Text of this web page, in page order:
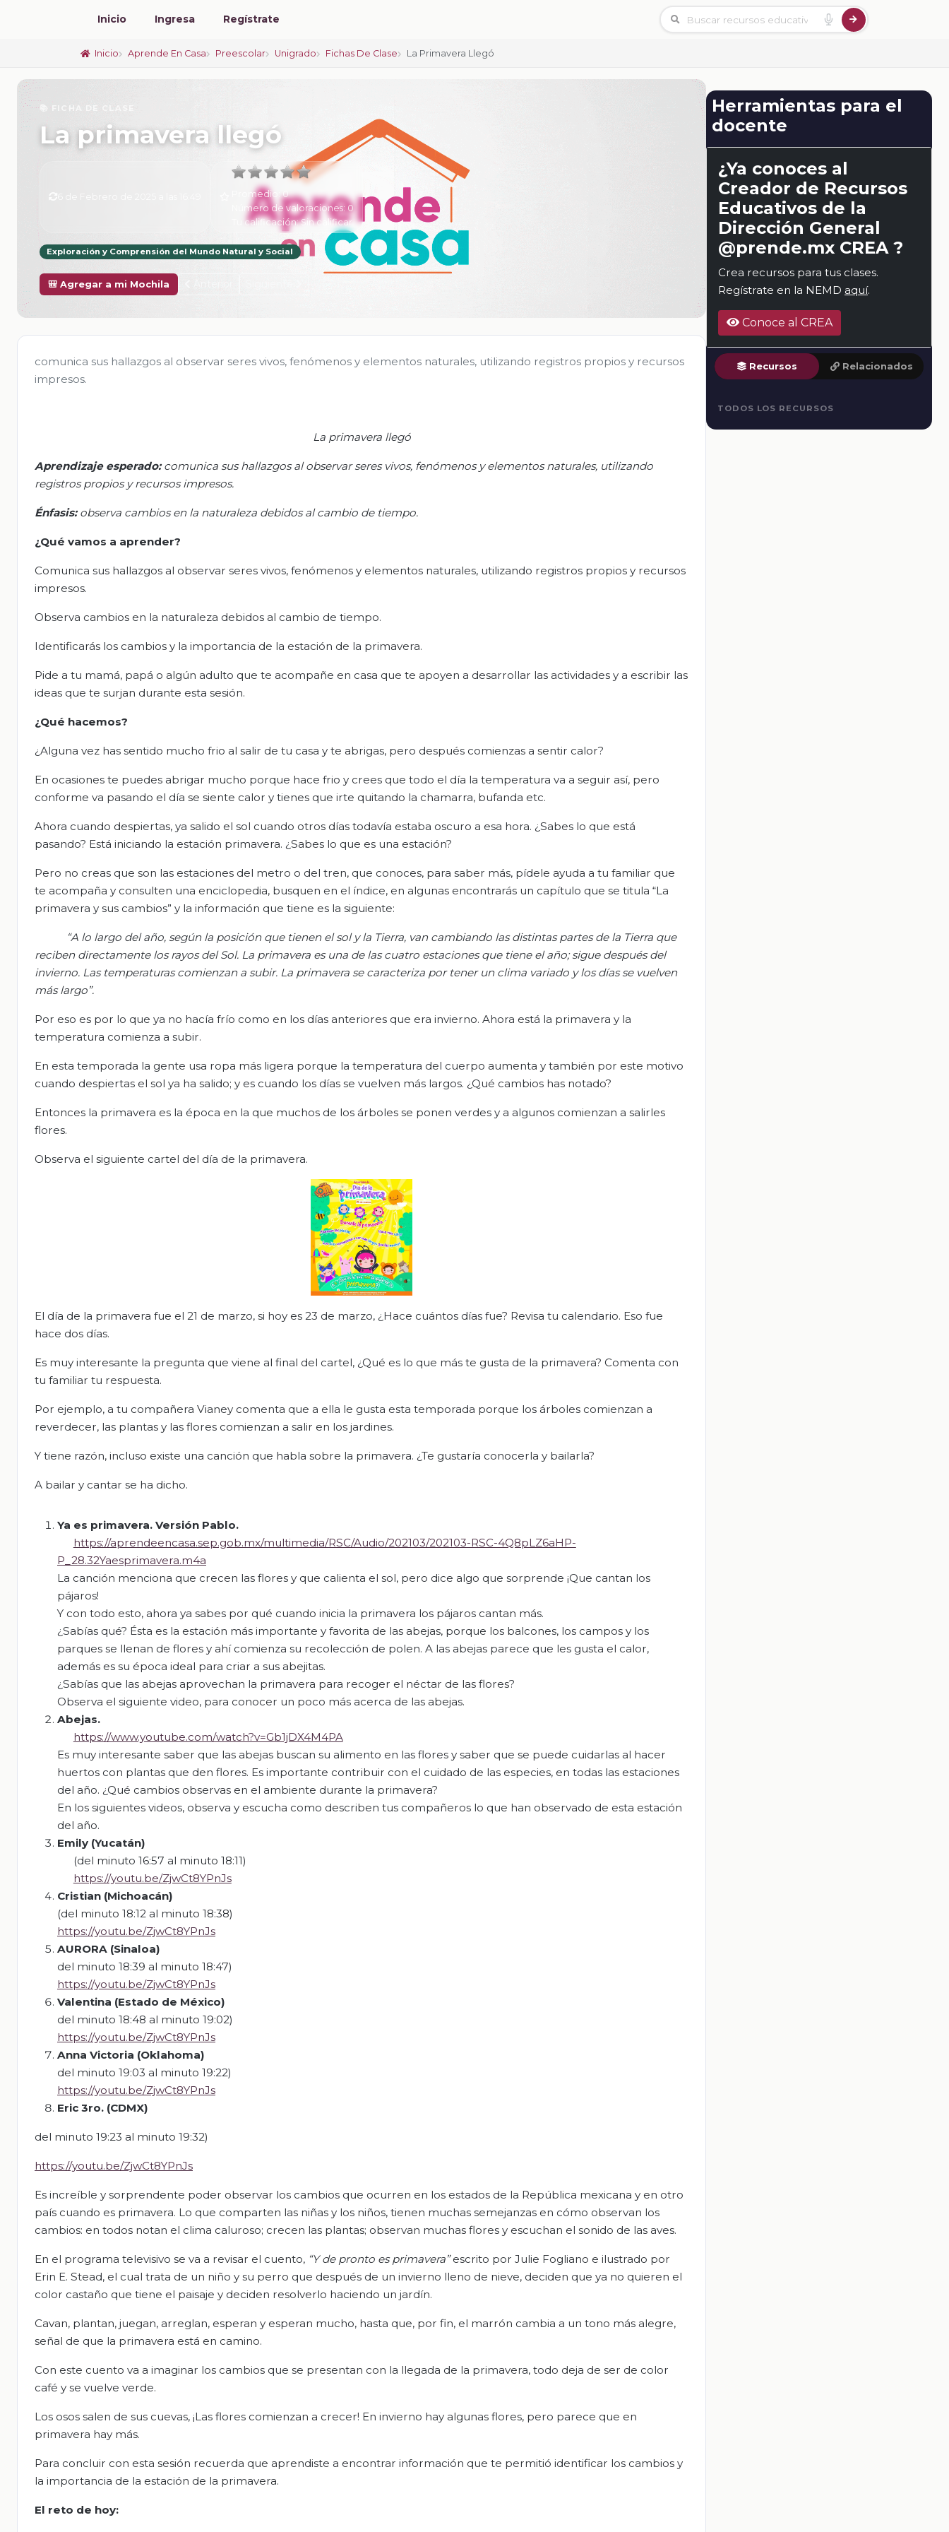
Inicio Ingresa Regístrate
Inicio Aprende En Casa Preescolar Unigrado Fichas De Clase La Primavera Llegó
📚 FICHA DE CLASE
La primavera llegó
Promedio:0
Número de valoraciones: 0
Tu calificación:Sin calificar
Exploración y Comprensión del Mundo Natural y Social
🎒 Agregar a mi Mochila
comunica sus hallazgos al observar seres vivos, fenómenos y elementos naturales, utilizando registros propios y recursos
impresos.
La primavera llegó
Aprendizaje esperado: comunica sus hallazgos al observar seres vivos, fenómenos y elementos naturales, utilizando
registros propios y recursos impresos.
Énfasis: observa cambios en la naturaleza debidos al cambio de tiempo.
¿Qué vamos a aprender?
Comunica sus hallazgos al observar seres vivos, fenómenos y elementos naturales, utilizando registros propios y recursos
impresos.
Observa cambios en la naturaleza debidos al cambio de tiempo.
Identificarás los cambios y la importancia de la estación de la primavera.
Pide a tu mamá, papá o algún adulto que te acompañe en casa que te apoyen a desarrollar las actividades y a escribir las
ideas que te surjan durante esta sesión.
¿Qué hacemos?
¿Alguna vez has sentido mucho frio al salir de tu casa y te abrigas, pero después comienzas a sentir calor?
En ocasiones te puedes abrigar mucho porque hace frio y crees que todo el día la temperatura va a seguir así, pero
conforme va pasando el día se siente calor y tienes que irte quitando la chamarra, bufanda etc.
Ahora cuando despiertas, ya salido el sol cuando otros días todavía estaba oscuro a esa hora. ¿Sabes lo que está
pasando? Está iniciando la estación primavera. ¿Sabes lo que es una estación?
Pero no creas que son las estaciones del metro o del tren, que conoces, para saber más, pídele ayuda a tu familiar que
te acompaña y consulten una enciclopedia, busquen en el índice, en algunas encontrarás un capítulo que se titula “La
primavera y sus cambios” y la información que tiene es la siguiente:
“Alo largo del año, según la posición que tienen el sol y la Tierra, van cambiando las distintas partes de la Tierra que
reciben directamente los rayos del Sol. La primavera es una de las cuatro estaciones que tiene el año; sigue después del
invierno. Las temperaturas comienzan a subir. La primavera se caracteriza por tener un clima variado y los días se vuelven
más largo”.
Por eso es por lo que ya no hacía frío como en los días anteriores que era invierno. Ahora está la primavera y la
temperatura comienza a subir.
En esta temporada la gente usa ropa más ligera porque la temperatura del cuerpo aumenta y también por este motivo
cuando despiertas el sol ya ha salido; y es cuando los días se vuelven más largos. ¿Qué cambios has notado?
Entonces la primavera es la época en la que muchos de los árboles se ponen verdes y a algunos comienzan a salirles
flores.
Observa el siguiente cartel del día de la primavera.
El día de la primavera fue el 21 de marzo, si hoy es 23 de marzo, ¿Hace cuántos días fue? Revisa tu calendario. Eso fue
hace dos días.
Es muy interesante la pregunta que viene al final del cartel, ¿Qué es lo que más te gusta de la primavera? Comenta con
tu familiar tu respuesta.
Por ejemplo, a tu compañera Vianey comenta que a ella le gusta esta temporada porque los árboles comienzan a
reverdecer, las plantas y las flores comienzan a salir en los jardines.
Y tiene razón, incluso existe una canción que habla sobre la primavera. ¿Te gustaría conocerla y bailarla?
A bailar y cantar se ha dicho.
Ya es primavera. Versión Pablo.
https://aprendeencasa.sep.gob.mx/multimedia/RSC/Audio/202103/202103-RSC-4Q8pLZ6aHP-
P_28.32Yaesprimavera.m4a
La canción menciona que crecen las flores y que calienta el sol, pero dice algo que sorprende ¡Que cantan los
pájaros!
Y con todo esto, ahora ya sabes por qué cuando inicia la primavera los pájaros cantan más.
¿Sabías qué? Ésta es la estación más importante y favorita de las abejas, porque los balcones, los campos y los
parques se llenan de flores y ahí comienza su recolección de polen. A las abejas parece que les gusta el calor,
además es su época ideal para criar a sus abejitas.
¿Sabías que las abejas aprovechan la primavera para recoger el néctar de las flores?
Observa el siguiente video, para conocer un poco más acerca de las abejas.
Abejas.
https://www.youtube.com/watch?v=Gb1jDX4M4PA
Es muy interesante saber que las abejas buscan su alimento en las flores y saber que se puede cuidarlas al hacer
huertos con plantas que den flores. Es importante contribuir con el cuidado de las especies, en todas las estaciones
del año. ¿Qué cambios observas en el ambiente durante la primavera?
En los siguientes videos, observa y escucha como describen tus compañeros lo que han observado de esta estación
del año.
Emily (Yucatán)
(del minuto 16:57 al minuto 18:11)
https://youtu.be/ZjwCt8YPnJs
Cristian (Michoacán)
(del minuto 18:12 al minuto 18:38)
https://youtu.be/ZjwCt8YPnJs
AURORA (Sinaloa)
del minuto 18:39 al minuto 18:47)
https://youtu.be/ZjwCt8YPnJs
Valentina (Estado de México)
del minuto 18:48 al minuto 19:02)
https://youtu.be/ZjwCt8YPnJs
Anna Victoria (Oklahoma)
del minuto 19:03 al minuto 19:22)
https://youtu.be/ZjwCt8YPnJs
Eric 3ro. (CDMX)
del minuto 19:23 al minuto 19:32)
https://youtu.be/ZjwCt8YPnJs
Es increíble y sorprendente poder observar los cambios que ocurren en los estados de la República mexicana y en otro
país cuando es primavera. Lo que comparten las niñas y los niños, tienen muchas semejanzas en cómo observan los
cambios: en todos notan el clima caluroso; crecen las plantas; observan muchas flores y escuchan el sonido de las aves.
En el programa televisivo se va a revisar el cuento, “Y de pronto es primavera”escrito por Julie Fogliano e ilustrado por
Erin E. Stead, el cual trata de un niño y su perro que después de un invierno lleno de nieve, deciden que ya no quieren el
color castaño que tiene el paisaje y deciden resolverlo haciendo un jardín.
Cavan, plantan, juegan, arreglan, esperan y esperan mucho, hasta que, por fin, el marrón cambia a un tono más alegre,
señal de que la primavera está en camino.
Con este cuento va a imaginar los cambios que se presentan con la llegada de la primavera, todo deja de ser de color
café y se vuelve verde.
Los osos salen de sus cuevas, ¡Las flores comienzan a crecer! En invierno hay algunas flores, pero parece que en
primavera hay más.
Para concluir con esta sesión recuerda que aprendiste a encontrar información que te permitió identificar los cambios y
la importancia de la estación de la primavera.
El reto de hoy:
Herramientas para el
docente
¿Ya conoces al
Creador de Recursos
Educativos de la
Dirección General
@prende.mx CREA ?
Crea recursos para tus clases.
Regístrate en la NEMD aquí.
Conoce al CREA
Recursos Relacionados
TODOS LOS RECURSOS